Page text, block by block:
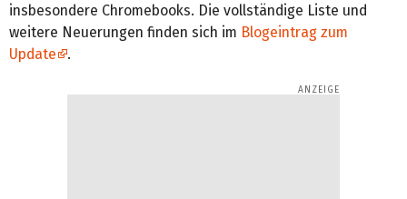
insbesondere Chromebooks. Die vollständige Liste und
weitere Neuerungen finden sich im Blogeintrag zum
Update
.